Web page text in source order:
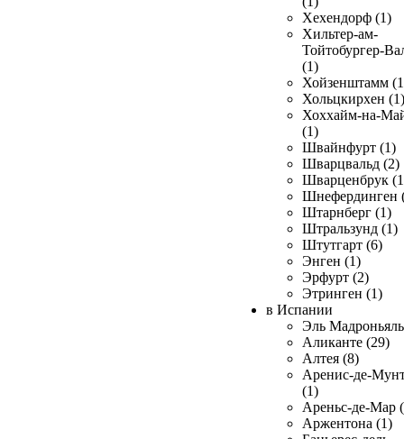
Хехендорф (1)
Хильтер-ам-
Тойтобургер-
(1)
Хойзенштамм
Хольцкирхен (1)
Хоххайм-на-
(1)
Швайнфурт (1)
Шварцвальд (2)
Шварценбрук
Шнефердинген
Штарнберг (1)
Штральзунд (1)
Штутгарт (6)
Энген (1)
Эрфурт (2)
Этринген (1)
в Испании
Эль
Аликанте (29)
Алтея (8)
Аренис-де-
(1)
Ареньс-де-Мар
Аржентона (1)